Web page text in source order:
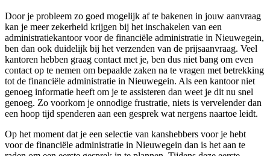
Door je probleem zo goed mogelijk af te bakenen in jouw aanvraag
kan je meer zekerheid krijgen bij het inschakelen van een
administratiekantoor voor de financiële administratie in Nieuwegein,
ben dan ook duidelijk bij het verzenden van de prijsaanvraag. Veel
kantoren hebben graag contact met je, ben dus niet bang om even
contact op te nemen om bepaalde zaken na te vragen met betrekking
tot de financiële administratie in Nieuwegein. Als een kantoor niet
genoeg informatie heeft om je te assisteren dan weet je dit nu snel
genoeg. Zo voorkom je onnodige frustratie, niets is vervelender dan
een hoop tijd spenderen aan een gesprek wat nergens naartoe leidt.
Op het moment dat je een selectie van kanshebbers voor je hebt
voor de financiële administratie in Nieuwegein dan is het aan te